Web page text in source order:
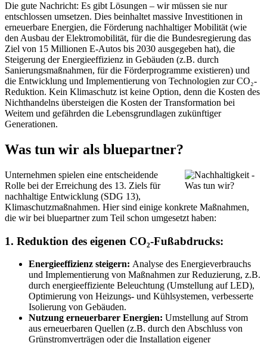
Die gute Nachricht: Es gibt Lösungen – wir müssen sie nur
entschlossen umsetzen. Dies beinhaltet massive Investitionen in
erneuerbare Energien, die Förderung nachhaltiger Mobilität (wie
den Ausbau der Elektromobilität, für die die Bundesregierung das
Ziel von 15 Millionen E-Autos bis 2030 ausgegeben hat), die
Steigerung der Energieeffizienz in Gebäuden (z.B. durch
Sanierungsmaßnahmen, für die Förderprogramme existieren) und
die Entwicklung und Implementierung von Technologien zur CO₂-
Reduktion. Kein Klimaschutz ist keine Option, denn die Kosten des
Nichthandelns übersteigen die Kosten der Transformation bei
Weitem und gefährden die Lebensgrundlagen zukünftiger
Generationen.
Was tun wir als bluepartner?
Unternehmen spielen eine entscheidende
Rolle bei der Erreichung des 13. Ziels für
nachhaltige Entwicklung (SDG 13),
Klimaschutzmaßnahmen. Hier sind einige konkrete Maßnahmen,
die wir bei bluepartner zum Teil schon umgesetzt haben:
1. Reduktion des eigenen CO₂-Fußabdrucks:
Energieeffizienz steigern: Analyse des Energieverbrauchs
und Implementierung von Maßnahmen zur Reduzierung, z.B.
durch energieeffiziente Beleuchtung (Umstellung auf LED),
Optimierung von Heizungs- und Kühlsystemen, verbesserte
Isolierung von Gebäuden.
Nutzung erneuerbarer Energien: Umstellung auf Strom
aus erneuerbaren Quellen (z.B. durch den Abschluss von
Grünstromverträgen oder die Installation eigener